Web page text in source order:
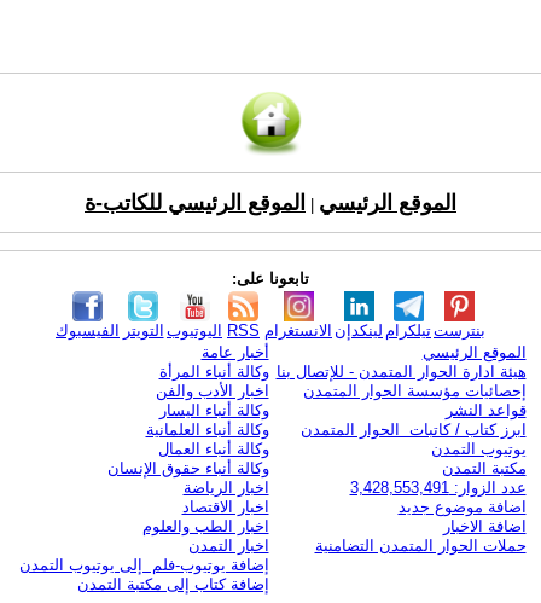
الموقع الرئيسي الموقع الرئيسي للكاتب-ة
تابعونا على:
الفيسبوك التويتر اليوتيوب RSS الانستغرام لينكدإن تيلكرامبنترست
الموقع الرئيسي
هيئة ادارة الحوار المتمدن - للإتصال بنا
إحصائيات مؤسسة الحوار المتمدن
قواعد النشر
ابرز كتاب / كاتبات الحوار المتمدن
يوتيوب التمدن
مكتبة التمدن
عدد الزوار: 3,428,553,491
اضافة موضوع جديد
اضافة الاخبار
حملات الحوار المتمدن التضامنية
أخبار عامة
وكالة أنباء المرأة
اخبار الأدب والفن
وكالة أنباء اليسار
وكالة أنباء العلمانية
وكالة أنباء العمال
وكالة أنباء حقوق الإنسان
اخبار الرياضة
اخبار الاقتصاد
اخبار الطب والعلوم
اخبار التمدن
إضافة يوتيوب-فلم إلى يوتيوب التمدن
إضافة كتاب إلى مكتبة التمدن